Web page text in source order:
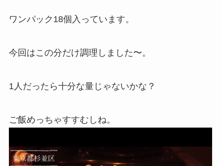
ワンパック18個入っています。
今回はこの分だけ調理しました〜。
1人だったら十分な量じゃないかな？
ご飯めっちゃすすむしね。